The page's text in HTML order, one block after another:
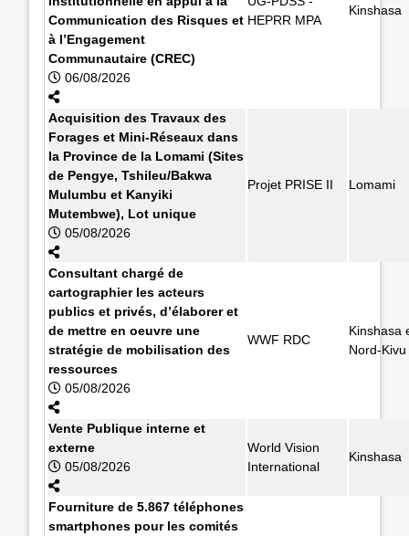
Communication des Risques et
à l’Engagement
Communautaire (CREC)
06/08/2026
HEPRR MPA
Kinshasa
Acquisition des Travaux des
Forages et Mini-Réseaux dans
la Province de la Lomami (Sites
de Pengye, Tshileu/Bakwa
Mulumbu et Kanyiki
Mutembwe), Lot unique
05/08/2026
Projet PRISE II Lomami
Consultant chargé de
cartographier les acteurs
publics et privés, d’élaborer et
de mettre en oeuvre une
stratégie de mobilisation des
ressources
05/08/2026
WWF RDC
Kinshasa
Nord-Kivu
Vente Publique interne et
externe
05/08/2026
World Vision
International
Kinshasa
Fourniture de 5.867 téléphones
smartphones pour les comités